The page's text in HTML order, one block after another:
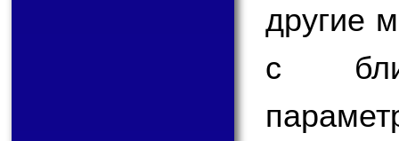
другие
с